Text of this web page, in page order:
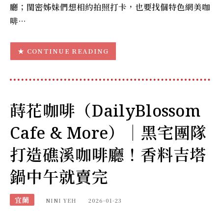
廳；閨密姊妹們想相約拍照打卡，也要找個特色網美咖
啡…
CONTINUE READING
蒔花咖啡（DailyBlossom
Cafe & More）｜黑宅團隊
打造礁溪咖啡廳！香料吉塔
鍋中午就賣完
宜蘭 NINI YEH 2026-01-23